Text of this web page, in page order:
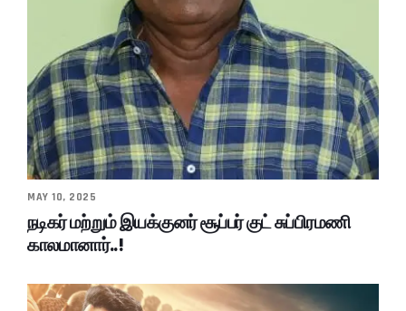
MAY 10, 2025
நடிகர் மற்றும் இயக்குனர் சூப்பர் குட் சுப்பிரமணி
காலமானார்..!